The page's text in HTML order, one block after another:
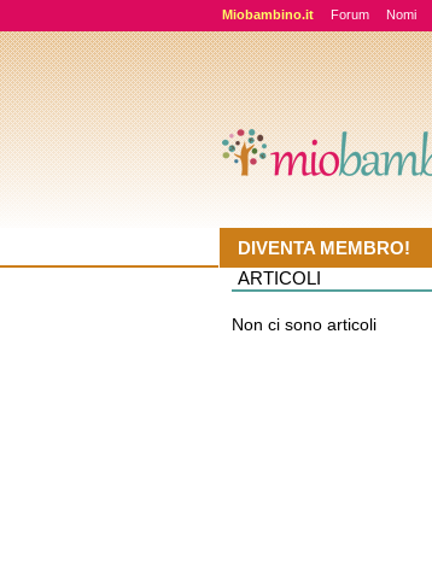
Miobambino.it Forum Nomi
ARTICOLI
Non ci sono articoli
DIVENTA MEMBRO!